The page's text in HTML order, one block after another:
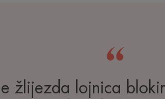
žlijezda lojnica